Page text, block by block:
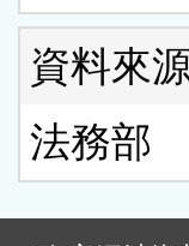
資料來源
法務部